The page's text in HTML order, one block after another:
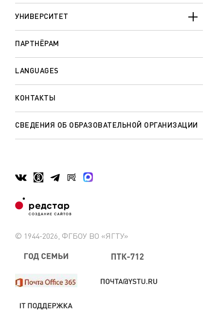
УНИВЕРСИТЕТ
ПАРТНЁРАМ
LANGUAGES
КОНТАКТЫ
СВЕДЕНИЯ ОБ ОБРАЗОВАТЕЛЬНОЙ ОРГАНИЗАЦИИ
© 1944-2026, ФГБОУ ВО «ЯГТУ»